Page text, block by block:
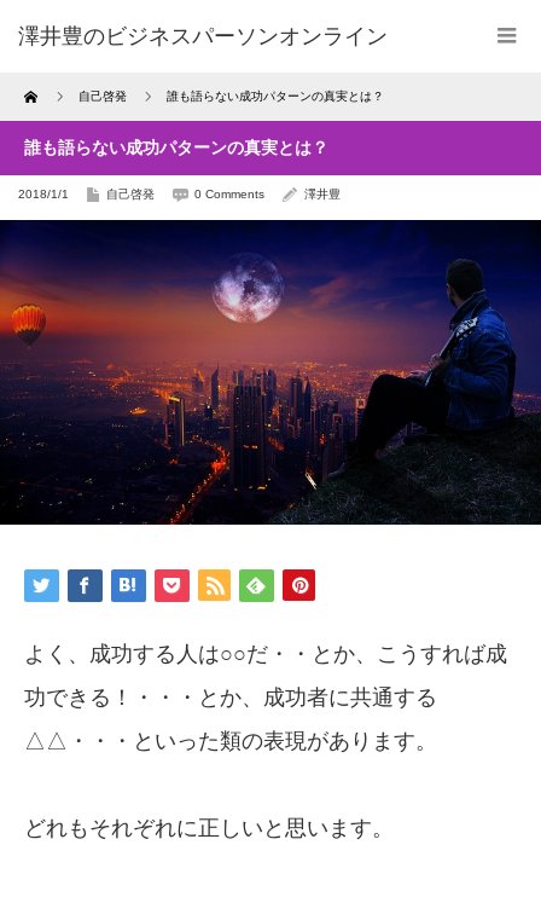
澤井豊のビジネスパーソンオンライン
Home 自己啓発 誰も語らない成功パターンの真実とは？
誰も語らない成功パターンの真実とは？
2018/1/1 自己啓発 0 Comments 澤井豊
よく、成功する人は○○だ・・とか、こうすれば成
功できる！・・・とか、成功者に共通する
△△・・・といった類の表現があります。
どれもそれぞれに正しいと思います。